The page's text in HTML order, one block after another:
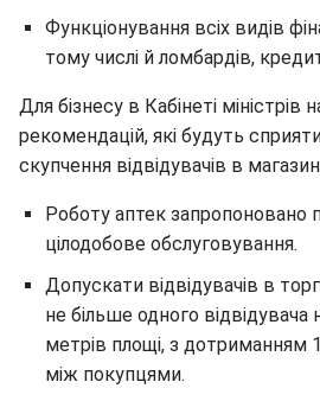
Функціонування всіх видів
тому числі й ломбардів,
Для бізнесу в Кабінеті міністрів
рекомендацій, які будуть
скупчення відвідувачів в
Роботу аптек запропоновано
цілодобове обслуговування.
Допускати відвідувачів в
не більше одного
метрів площі, з дотриманням
між покупцями.